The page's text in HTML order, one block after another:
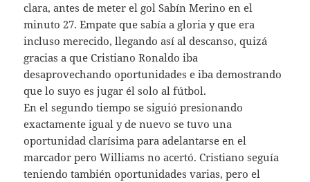
clara, antes de meter el gol Sabín Merino en el
minuto 27. Empate que sabía a gloria y que era
incluso merecido, llegando así al descanso, quizá
gracias a que Cristiano Ronaldo iba
desaprovechando oportunidades e iba demostrando
que lo suyo es jugar él solo al fútbol.
En el segundo tiempo se siguió presionando
exactamente igual y de nuevo se tuvo una
oportunidad clarísima para adelantarse en el
marcador pero Williams no acertó. Cristiano seguía
teniendo también oportunidades varias, pero el